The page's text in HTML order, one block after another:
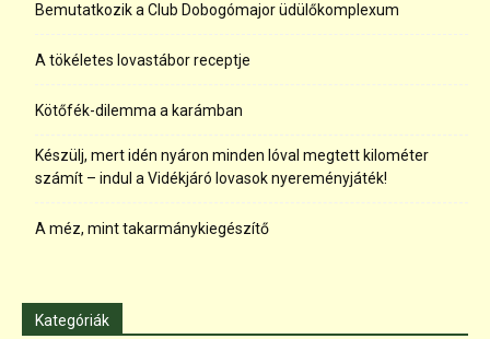
Bemutatkozik a Club Dobogómajor üdülőkomplexum
A tökéletes lovastábor receptje
Kötőfék-dilemma a karámban
Készülj, mert idén nyáron minden lóval megtett kilométer
számít – indul a Vidékjáró lovasok nyereményjáték!
A méz, mint takarmánykiegészítő
Kategóriák